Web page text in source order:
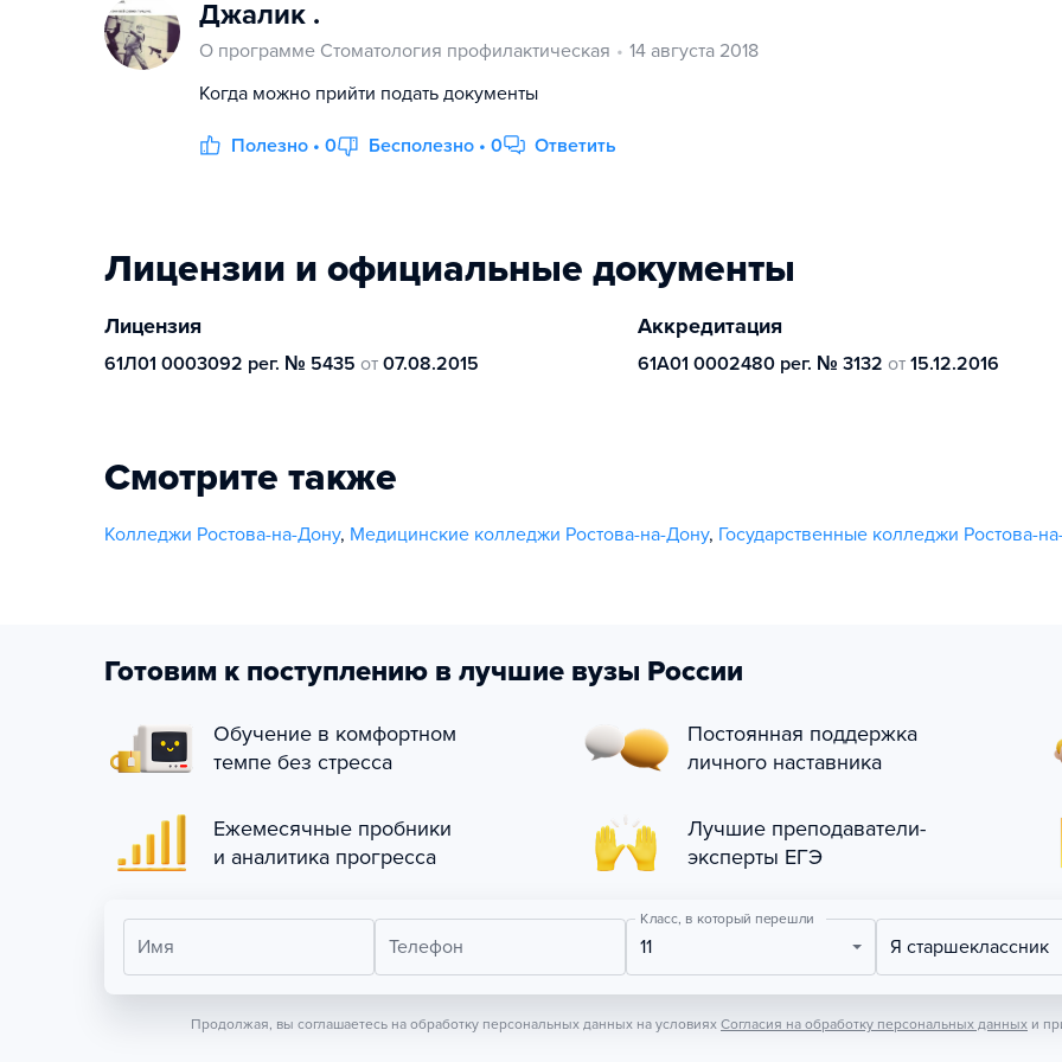
Джалик .
О программе Стоматология профилактическая
14 августа 2018
Когда можно прийти подать документы
Полезно • 0 Бесполезно • 0 Ответить
Лицензии и официальные документы
Лицензия
61Л01 0003092 рег. № 5435 от 07.08.2015
Аккредитация
61А01 0002480 рег. № 3132 от 15.12.2016
Смотрите также
Колледжи Ростова-на-Дону, Медицинские колледжи Ростова-на-Дону, Государственные колледжи Ростова-
Готовим к поступлению в лучшие вузы России
Обучение в комфортном
темпе без стресса
Постоянная поддержка
личного наставника
Ежемесячные пробники
и аналитика прогресса
Лучшие преподаватели-
эксперты ЕГЭ
Имя Телефон
Класс, в который перешли
11 Я старшеклассник
Продолжая, вы соглашаетесь на обработку персональных данных на условиях Согласия на обработку персональных данных и